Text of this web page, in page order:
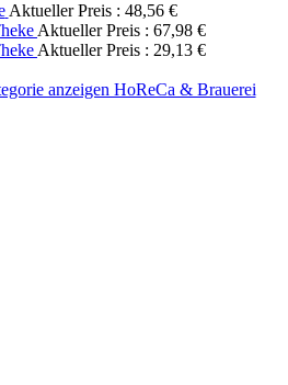
Aktueller Preis : 48,56 €
Aktueller Preis : 67,98 €
Aktueller Preis : 29,13 €
anzeigen HoReCa & Brauerei